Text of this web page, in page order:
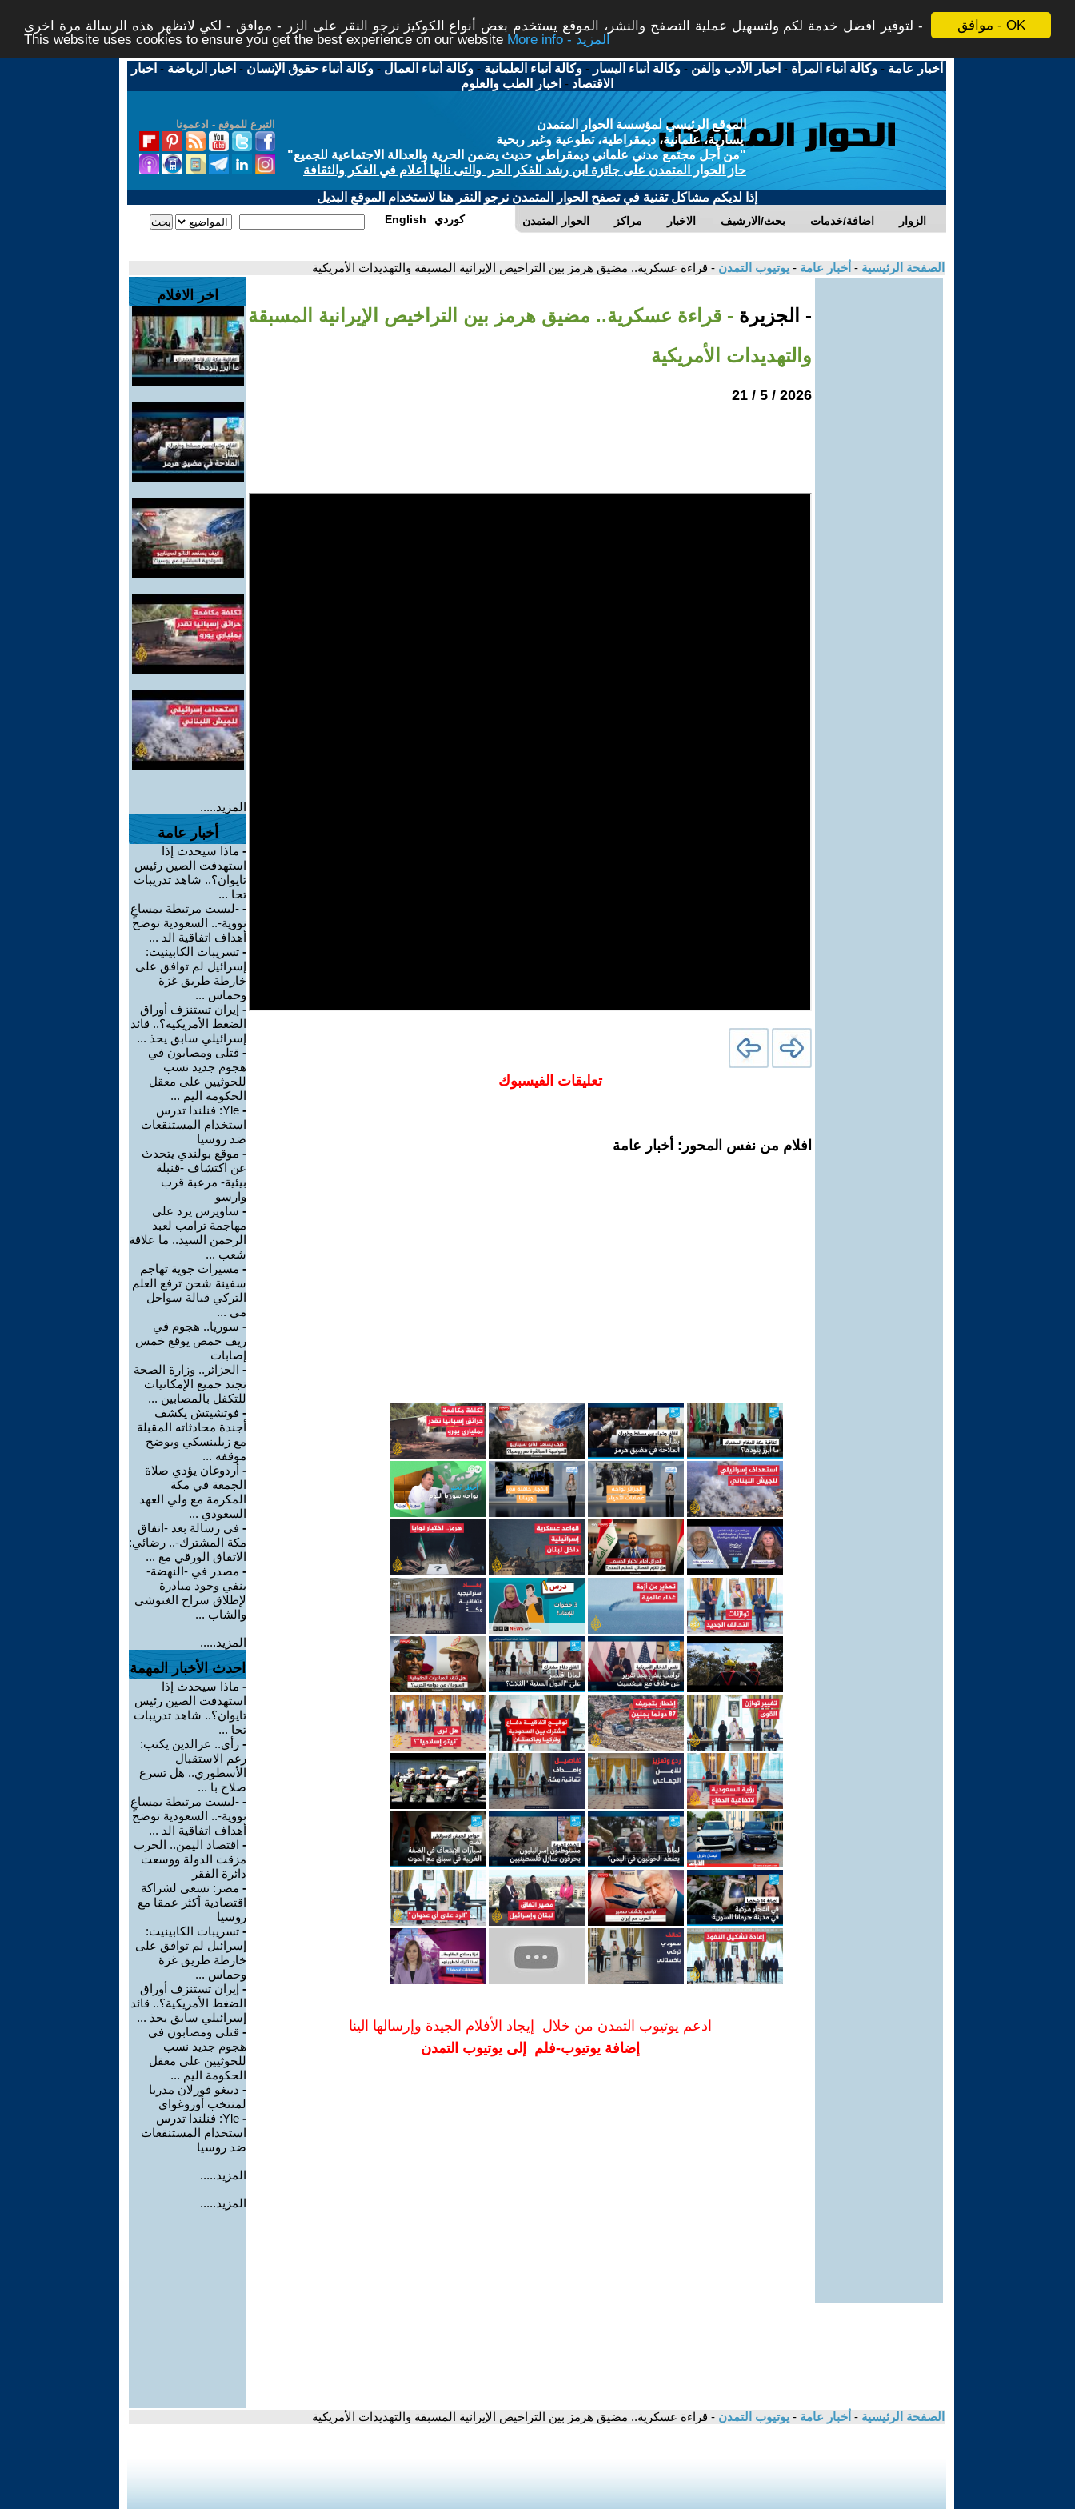
موافق - OK
لتوفير افضل خدمة لكم ولتسهيل عملية التصفح والنشر، الموقع يستخدم بعض أنواع الكوكيز نرجو النقر على الزر - موافق - لكي لاتظهر هذه الرسالة مرة اخرى -
This website uses cookies to ensure you get the best experience on our website
More info - المزيد
أخبار عامة -وكالة أنباء المرأة - اخبار الأدب والفن -وكالة أنباء اليسار -وكالة أنباء العلمانية -وكالة أنباء العمال -وكالة أنباء حقوق الإنسان - اخبار الرياضة - اخبار
الاقتصاد - اخبار الطب والعلوم
التبرع للموقع - ادعمونا
الموقع الرئيسي لمؤسسة الحوار المتمدن
يسارية، علمانية، ديمقراطية، تطوعية وغير ربحية
"من أجل مجتمع مدني علماني ديمقراطي حديث يضمن الحرية والعدالة الاجتماعية للجميع"
حاز الحوار المتمدن على جائزة ابن رشد للفكر الحر والتى نالها أعلام في الفكر والثقافة
إذا لديكم مشاكل تقنية في تصفح الحوار المتمدن نرجو النقر هنا لاستخدام الموقع البديل
الحوار المتمدن مراكز الاخبار بحث/الارشيف اضافة/خدمات الزوار English كوردي
الصفحة الرئيسية - أخبار عامة - يوتيوب التمدن - قراءة عسكرية.. مضيق هرمز بين التراخيص الإيرانية المسبقة والتهديدات الأمريكية
- الجزيرة - قراءة عسكرية.. مضيق هرمز بين التراخيص الإيرانية المسبقة
والتهديدات الأمريكية
2026 / 5 / 21
تعليقات الفيسبوك
افلام من نفس المحور: أخبار عامة
ادعم يوتيوب التمدن من خلال إيجاد الأفلام الجيدة وإرسالها الينا
إضافة يوتيوب-فلم إلى يوتيوب التمدن
اخر الافلام
المزيد.....
أخبار عامة
- ماذا سيحدث إذا
استهدفت الصين رئيس
تايوان؟.. شاهد تدريبات
تحا ...
- -ليست مرتبطة بمساعٍ
نووية-.. السعودية توضح
أهداف اتفاقية الد ...
- تسريبات الكابينيت:
إسرائيل لم توافق على
خارطة طريق غزة
وحماس ...
- إيران تستنزف أوراق
الضغط الأمريكية؟.. قائد
إسرائيلي سابق يحذ ...
- قتلى ومصابون في
هجوم جديد نسب
للحوثيين على معقل
الحكومة اليم ...
-
Yle: فنلندا تدرس
استخدام المستنقعات
ضد روسيا
- موقع بولندي يتحدث
عن اكتشاف -قنبلة
بيئية- مرعبة قرب
وارسو
- ساويرس يرد على
مهاجمة ترامب لعبد
الرحمن السيد.. ما علاقة
شعب ...
- مسيرات جوية تهاجم
سفينة شحن ترفع العلم
التركي قبالة سواحل
مي ...
- سوريا.. هجوم في
ريف حمص يوقع خمس
إصابات
- الجزائر.. وزارة الصحة
تجند جميع الإمكانيات
للتكفل بالمصابين ...
- فوتشيتش يكشف
أجندة محادثاته المقبلة
مع زيلينسكي ويوضح
موقفه ...
- أردوغان يؤدي صلاة
الجمعة في مكة
المكرمة مع ولي العهد
السعودي ...
- في رسالة بعد -اتفاق
مكة المشترك-.. رضائي:
الاتفاق الورقي مع ...
- مصدر في -النهضة-
ينفي وجود مبادرة
لإطلاق سراح الغنوشي
والشاب ...
المزيد.....
احدث الأخبار المهمة
- ماذا سيحدث إذا
استهدفت الصين رئيس
تايوان؟.. شاهد تدريبات
تحا ...
- رأي.. عزالدين يكتب:
رغم الاستقبال
الأسطوري.. هل تسرع
صلاح با ...
- -ليست مرتبطة بمساعٍ
نووية-.. السعودية توضح
أهداف اتفاقية الد ...
- اقتصاد اليمن.. الحرب
مزقت الدولة ووسعت
دائرة الفقر
- مصر: نسعى لشراكة
اقتصادية أكثر عمقا مع
روسيا
- تسريبات الكابينيت:
إسرائيل لم توافق على
خارطة طريق غزة
وحماس ...
- إيران تستنزف أوراق
الضغط الأمريكية؟.. قائد
إسرائيلي سابق يحذ ...
- قتلى ومصابون في
هجوم جديد نسب
للحوثيين على معقل
الحكومة اليم ...
- دييغو فورلان مدربا
لمنتخب أوروغواي
-
Yle: فنلندا تدرس
استخدام المستنقعات
ضد روسيا
المزيد.....
المزيد.....
الصفحة الرئيسية - أخبار عامة - يوتيوب التمدن - قراءة عسكرية.. مضيق هرمز بين التراخيص الإيرانية المسبقة والتهديدات الأمريكية